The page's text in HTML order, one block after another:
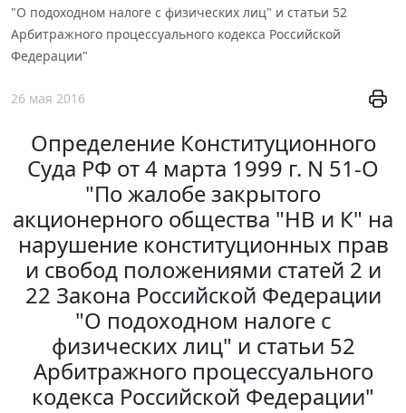
"О подоходном налоге с физических лиц" и статьи 52
Арбитражного процессуального кодекса Российской
Федерации"
26 мая 2016
Определение Конституционного
Суда РФ от 4 марта 1999 г. N 51-О
"По жалобе закрытого
акционерного общества "НВ и К" на
нарушение конституционных прав
и свобод положениями статей 2 и
22 Закона Российской Федерации
"О подоходном налоге с
физических лиц" и статьи 52
Арбитражного процессуального
кодекса Российской Федерации"